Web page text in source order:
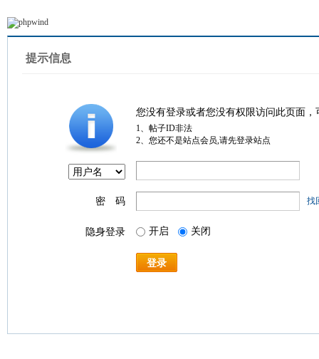
提示信息
您没有登录或者您没有权限访问此页面
1、帖子ID非法
2、您还不是站点会员,请先登录站点
密 码 找
隐身登录 开启 关闭
登录